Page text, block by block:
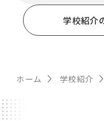
学校紹介
ホーム 学校紹介